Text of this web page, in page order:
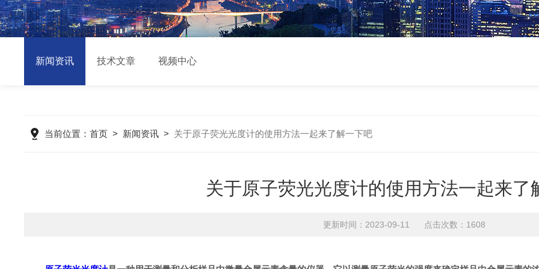
新闻资讯 技术文章 视频中心
当前位置：首页 > 新闻资讯 > 关于原子荧光光度计的使用方法一起来了解一下吧
关于原子荧光光度计的使用方法一起来了
更新时间：2023-09-11 点击次数：1608